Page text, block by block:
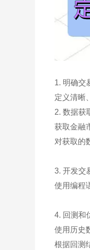
1. 明确交
定义清晰
2. 数据获
获取金融
对获取的
3. 开发交
使用编程
4. 回测和
使用历史
根据回测